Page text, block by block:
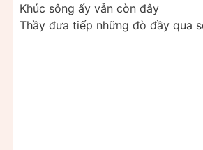
Khúc sông ấy vẫn còn đây
Thầy đưa tiếp những đò đầy qua